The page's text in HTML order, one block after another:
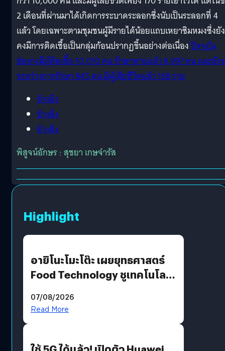
2 เดือนที่ผ่านมาได้เกิดการระบาดระลอกซึ่งนับเป็นระลอกที่ 4
แล้ว โดยเฉพาะตามชุมชนผู้มีรายได้น้อยแถบเหยาซิมหมงซึ่งยัง
คงมีการติดเชื้อเป็นกลุ่มก้อนปรากฏขึ้นอย่างต่อเนื่องปัจจุบัน
ฮ่องกงมีผู้ติดเชื้อ 10,010 คน รักษาหายแล้ว 8,997 คน และยัง
ระหว่างการรักษา 845 คน มีผู้เสียชีวิตแล้ว 168 ราย
อ้างอิง
อ้างอิง
อ้างอิง
พิสูจน์อักษร : สุชยา เกษจำรัส
Highlight
อายิโนะโมะโต๊ะ เผยยุทธศาสตร์
Food Technology ชูเทคโนโลยี
บริโภคและ B2B
07/08/2026
Read More